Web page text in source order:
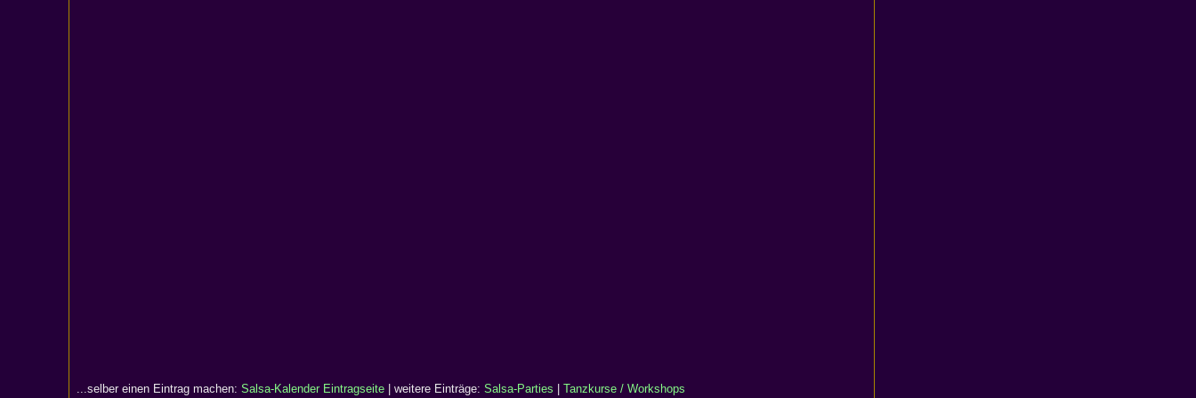
...selber einen Eintrag machen: Salsa-Kalender Eintragseite | weitere Einträge: Salsa-Parties Tanzkurse / Workshops